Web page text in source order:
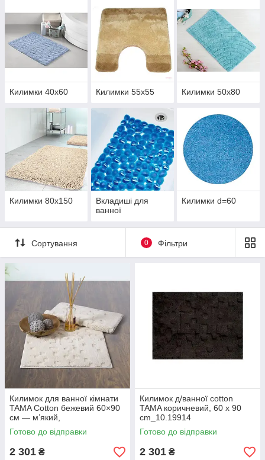
Килимки 40х60 Килимки 55х55 Килимки 50х80
Килимки 80х150
Вкладиші для
ванної
Килимки d=60
Сортування 0 Фільтри
Килимок для ванної кімнати
TAMA Cotton бежевий 60×90
см — м’який,
вологопоглинаючий,
антиковзкий
Готово до відправки
2 301 ₴
Килимок д/ванної cotton
TAMA коричневий, 60 x 90
cm_10.19914
Готово до відправки
2 301 ₴